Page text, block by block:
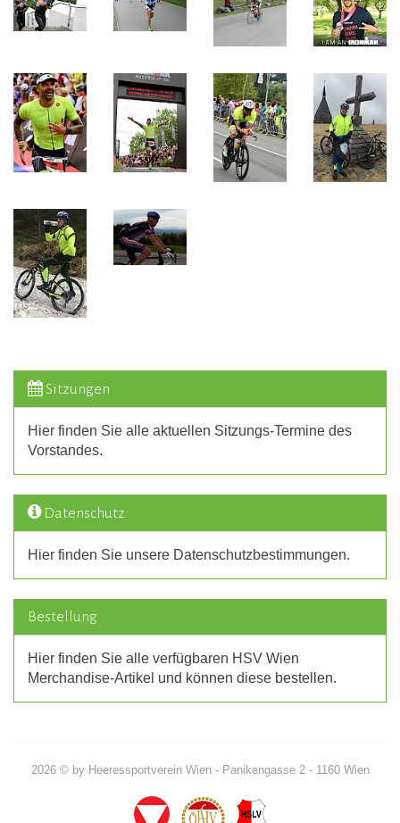
Sitzungen
Hier finden Sie alle aktuellen Sitzungs-Termine des
Vorstandes.
Datenschutz
Hier finden Sie unsere Datenschutzbestimmungen.
Bestellung
Hier finden Sie alle verfügbaren HSV Wien
Merchandise-Artikel und können diese bestellen.
2026 © by Heeressportverein Wien - Panikengasse 2 - 1160 Wien